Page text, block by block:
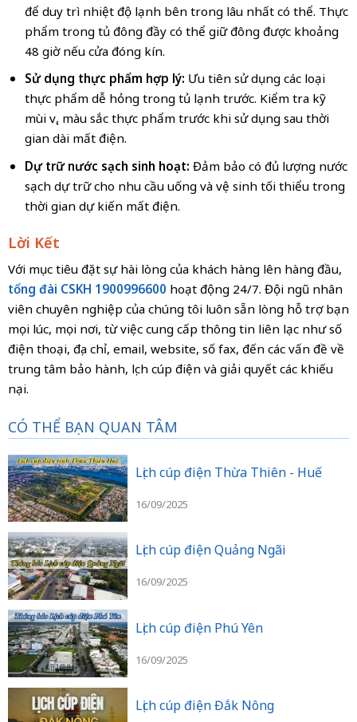
để duy trì nhiệt độ lạnh bên trong lâu nhất có thể. Thực
phẩm trong tủ đông đầy có thể giữ đông được khoảng
48 giờ nếu cửa đóng kín.
Sử dụng thực phẩm hợp lý: Ưu tiên sử dụng các loại
thực phẩm dễ hỏng trong tủ lạnh trước. Kiểm tra kỹ
mùi vị, màu sắc thực phẩm trước khi sử dụng sau thời
gian dài mất điện.
Dự trữ nước sạch sinh hoạt: Đảm bảo có đủ lượng nước
sạch dự trữ cho nhu cầu uống và vệ sinh tối thiểu trong
thời gian dự kiến mất điện.
Lời Kết
Với mục tiêu đặt sự hài lòng của khách hàng lên hàng đầu,
tổng đài CSKH 1900996600 hoạt động 24/7. Đội ngũ nhân
viên chuyên nghiệp của chúng tôi luôn sẵn lòng hỗ trợ bạn
mọi lúc, mọi nơi, từ việc cung cấp thông tin liên lạc như số
điện thoại, địa chỉ, email, website, số fax, đến các vấn đề về
trung tâm bảo hành, lịch cúp điện và giải quyết các khiếu
nại.
CÓ THỂ BẠN QUAN TÂM
Lịch cúp điện Thừa Thiên - Huế
16/09/2025
Lịch cúp điện Quảng Ngãi
16/09/2025
Lịch cúp điện Phú Yên
16/09/2025
Lịch cúp điện Đắk Nông